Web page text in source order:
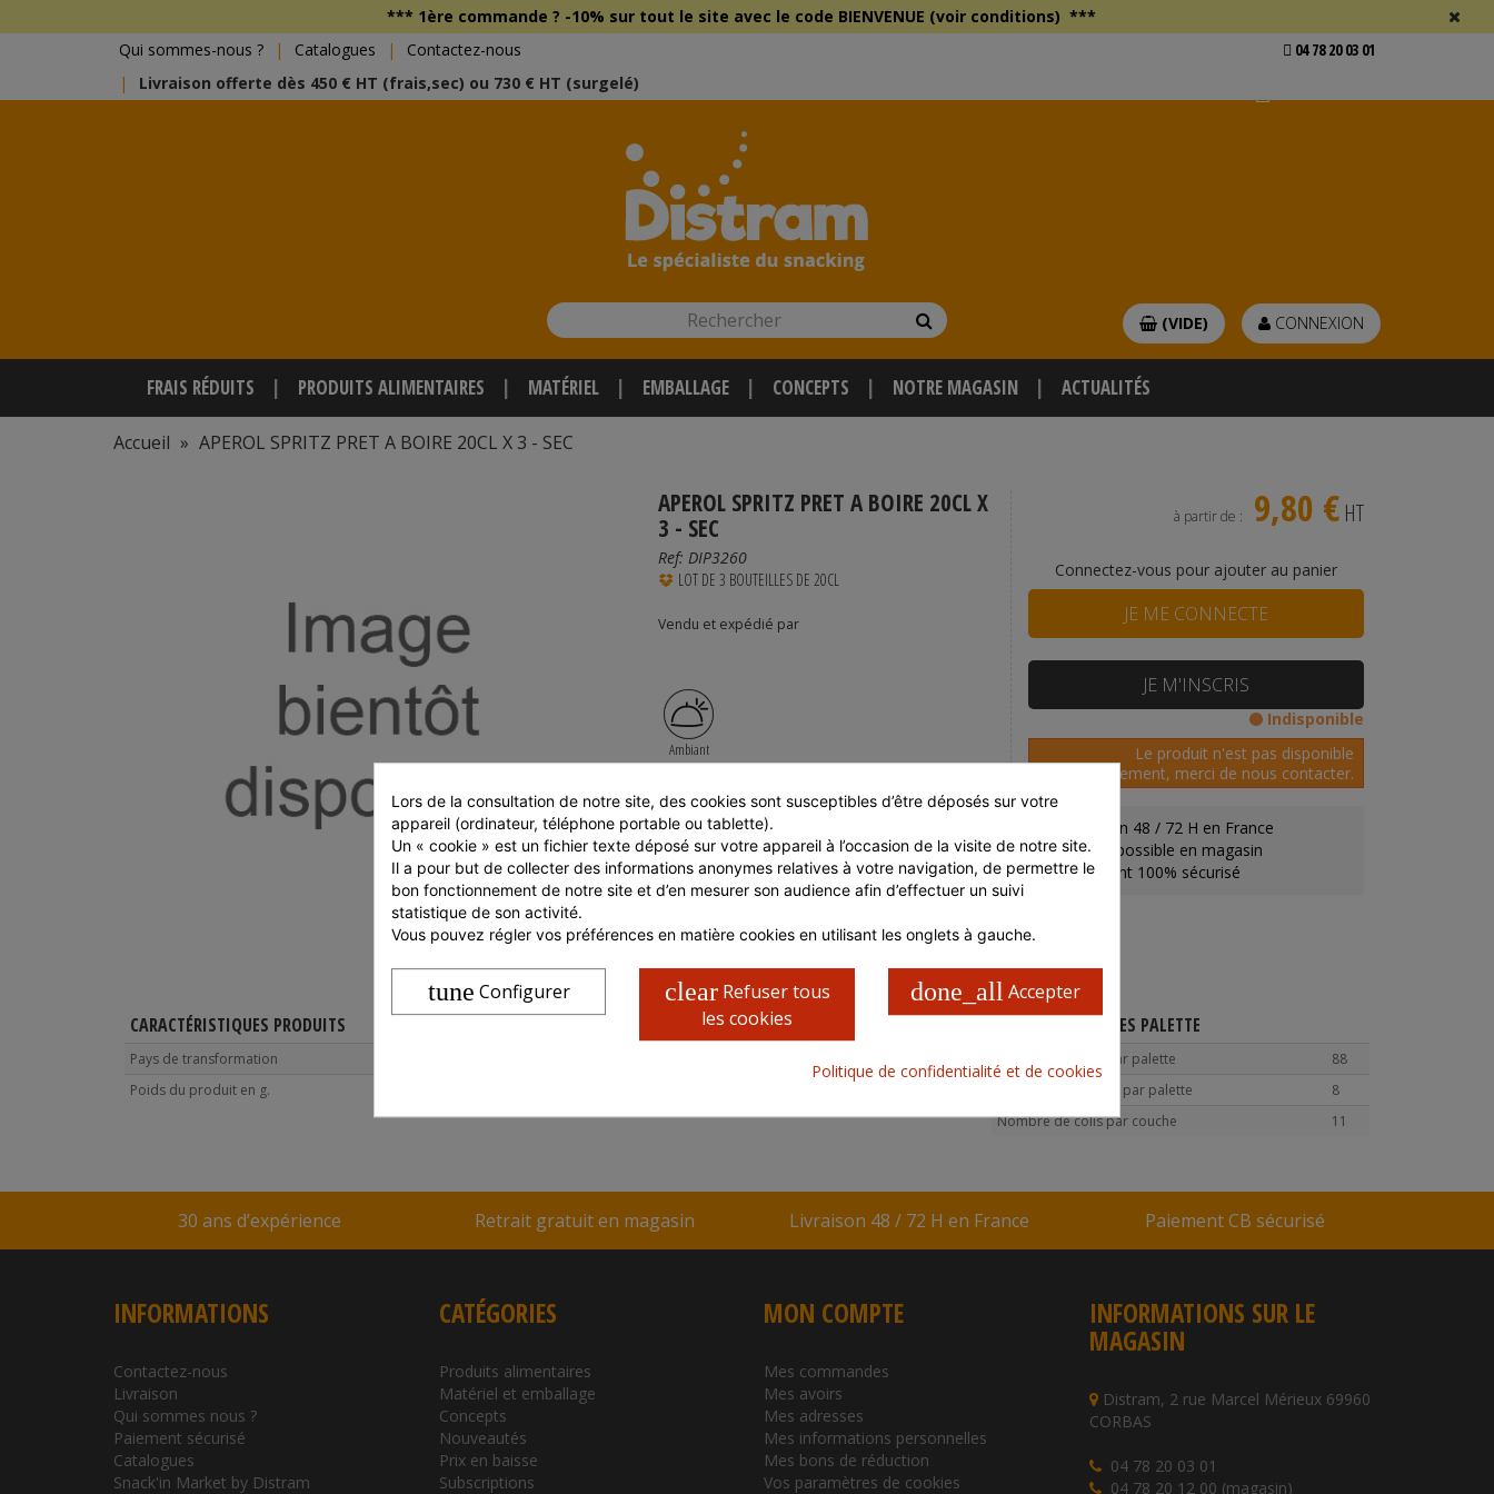
*** 1ère commande ? -10% sur tout le site avec le code BIENVENUE (voir conditions) ***
Qui sommes-nous ?
Catalogues
Contactez-nous
Livraison offerte dès 450 € HT (frais,sec) ou 730 € HT (surgelé)
04 78 20 03 01
Rechercher Rechercher CONNEXION
(VIDE)
FRAIS RÉDUITS PRODUITS ALIMENTAIRES MATÉRIEL EMBALLAGE CONCEPTS NOTRE MAGASIN ACTUALITÉS
Accueil » APEROL SPRITZ PRET A BOIRE 20CL X 3 - SEC
APEROL SPRITZ PRET A BOIRE 20CL X
3 - SEC
Ref: DIP3260
LOT DE 3 BOUTEILLES DE 20CL
Vendu et expédié par
Ambiant
Prévenez-moi lorsque le produit est disponible
à partir de : 9,80 € HT
Connectez-vous pour ajouter au panier
JE ME CONNECTE
JE M'INSCRIS
Indisponible
Le produit n'est pas disponible
actuellement, merci de nous contacter.
Livraison 48 / 72 H en France
Retrait possible en magasin
Paiement 100% sécurisé
CARACTÉRISTIQUES PRODUITS
Pays de transformation
Poids du produit en g.
CARACTÉRISTIQUES COLIS CARACTÉRISTIQUES PALETTE
Nombre de colis par palette
88
Nombre de couche par palette
8
Nombre de colis par couche
11
30 ans d’expérience Retrait gratuit en magasin Livraison 48 / 72 H en France Paiement CB sécurisé
INFORMATIONS
Contactez-nous
Livraison
Qui sommes nous ?
Paiement sécurisé
Catalogues
Snack'in Market by Distram
CATÉGORIES
Produits alimentaires
Matériel et emballage
Concepts
Nouveautés
Prix en baisse
Subscriptions
MON COMPTE
Mes commandes
Mes avoirs
Mes adresses
Mes informations personnelles
Mes bons de réduction
Vos paramètres de cookies
INFORMATIONS SUR LE
MAGASIN
Distram, 2 rue Marcel Mérieux 69960
CORBAS
04 78 20 03 01
04 78 20 12 00 (magasin)
Lors de la consultation de notre site, des cookies sont susceptibles d’être déposés sur votre
appareil (ordinateur, téléphone portable ou tablette).
Un « cookie » est un fichier texte déposé sur votre appareil à l’occasion de la visite de notre site.
Il a pour but de collecter des informations anonymes relatives à votre navigation, de permettre le
bon fonctionnement de notre site et d’en mesurer son audience afin d’effectuer un suivi
statistique de son activité.
Vous pouvez régler vos préférences en matière cookies en utilisant les onglets à gauche.
done_allAccepter
clear Refuser tous
les cookies
tune Configurer
Politique de confidentialité et de cookies